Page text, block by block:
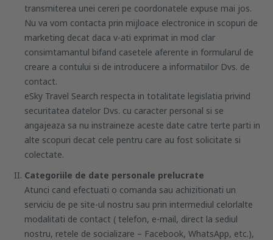
transmiterea unei cereri pe coordonatele expuse mai jos.
Nu va vom contacta prin mijloace electronice in scopuri de
marketing decat daca v-ati exprimat in mod clar
consimtamantul bifand casetele aferente in formularul de
creare a contului si de introducere a informatiilor Dvs. de
contact.
eSky Travel Search respecta in totalitate legislatia privind
securitatea datelor Dvs. cu caracter personal si se
angajeaza sa nu instraineze aceste date catre terte parti in
alte scopuri decat cele pentru care au fost solicitate si
colectate.
Categoriile de date personale prelucrate
Atunci cand efectuati o comanda sau achizitionati un
serviciu de pe site-ul nostru sau prin intermediul celorlalte
modalitati de contact ( telefon, e-mail, direct la sediul
nostru, retele de socializare – Facebook, WhatsApp, etc.),